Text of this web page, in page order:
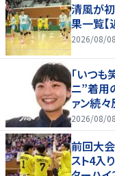
清風が
果一覧【
2026/08/
「いつ
ニ”着用
ァン続
2026/08/
前回大
スト4入